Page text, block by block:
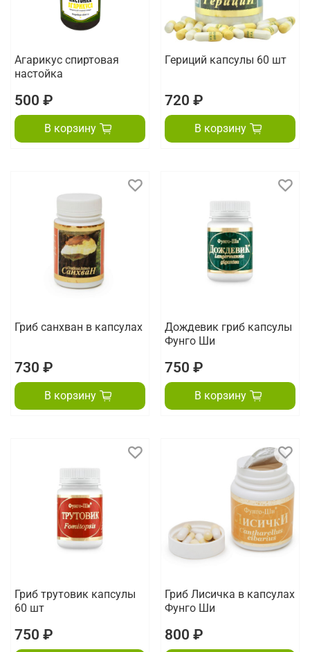
Агарикус спиртовая
настойка
500 ₽
В корзину
Гериций капсулы 60 шт
720 ₽
В корзину
Гриб санхван в капсулах
730 ₽
В корзину
Дождевик гриб капсулы
Фунго Ши
750 ₽
В корзину
Гриб трутовик капсулы
60 шт
750 ₽
Гриб Лисичка в капсулах
Фунго Ши
800 ₽